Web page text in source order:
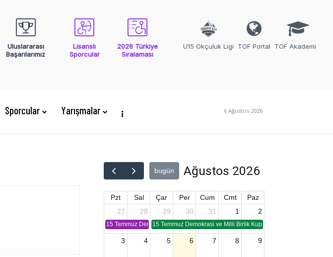
Uluslararası
Başarılarımız
Lisanslı
Sporcular
2026 Türkiye
Sıralaması
U15 Okçuluk Ligi TOF Portal TOF Akademi
Sporcular Yarışmalar 6 Ağustos 2026
bugün Ağustos 2026
Pzt Sal Çar Per Cum Cmt
Paz
27
15 Temmuz Demokrasi ve Birlik Kupası (TSP -2)
28 29
15 Temmuz Demokrasi ve Milli Birlik Kupası 2. Ayak (TSP 2)
30 31 1 2
3 4 5 6 7 8 9